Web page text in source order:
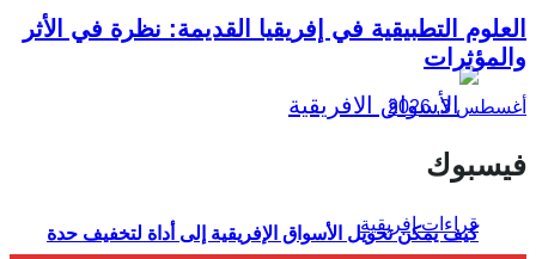
كيف يمكن تحويل الأسواق الإفريقية إلى أداة لتخفيف حدة
العلوم التطبيقية في إفريقيا القديمة: نظرة في الأثر
والمؤثرات
أغسطس 3, 2026
فيسبوك